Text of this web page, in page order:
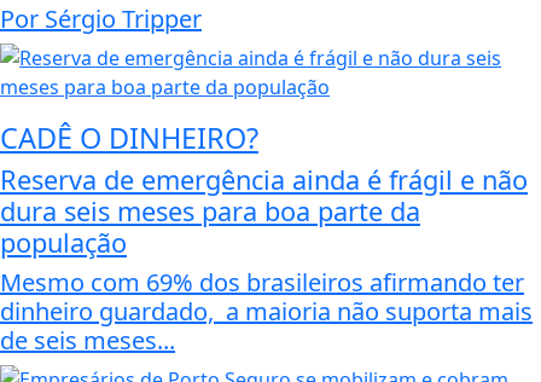
Por Sérgio Tripper
CADÊ O DINHEIRO?
Reserva de emergência ainda é frágil e não
dura seis meses para boa parte da
população
Mesmo com 69% dos brasileiros afirmando ter
dinheiro guardado, a maioria não suporta mais
de seis meses...